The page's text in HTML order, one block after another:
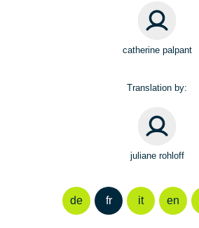
catherine palpant
Translation by:
juliane rohloff
de fr it en